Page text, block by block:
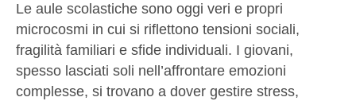
Le aule scolastiche sono oggi veri e propri
microcosmi in cui si riflettono tensioni sociali,
fragilità familiari e sfide individuali. I giovani,
spesso lasciati soli nell’affrontare emozioni
complesse, si trovano a dover gestire stress,